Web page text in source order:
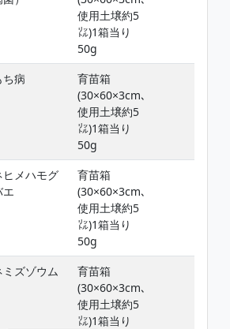
使用土壌約5
㍑)1箱当り
50g
ち病
育苗箱
(30×60×3cm､
使用土壌約5
㍑)1箱当り
50g
ヒメハモグ
エ
育苗箱
(30×60×3cm､
使用土壌約5
㍑)1箱当り
50g
ミズゾウム
育苗箱
(30×60×3cm､
使用土壌約5
㍑)1箱当り